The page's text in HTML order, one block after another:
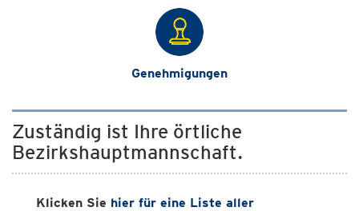
Genehmigungen
Zuständig ist Ihre örtliche
Bezirkshauptmannschaft.
Klicken Sie hier für eine Liste aller